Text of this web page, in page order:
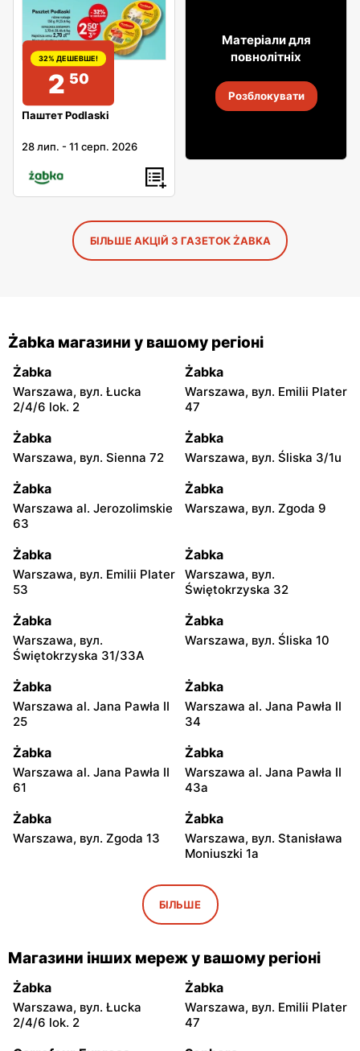
32% ДЕШЕВШЕ!
2 50
Паштет Podlaski
28 лип. -11 серп. 2026
2999
18 серп. 2026
Матеріали для
повнолітніх
Розблокувати
БІЛЬШЕ АКЦІЙ З ГАЗЕТОК ŻABKA
Żabka магазини у вашому регіоні
Żabka
Warszawa, вул. Łucka
2/4/6 lok. 2
Żabka
Warszawa, вул. Emilii Plater
47
Żabka
Warszawa, вул. Sienna 72
Żabka
Warszawa, вул. Śliska 3/1u
Żabka
Warszawa al. Jerozolimskie
63
Żabka
Warszawa, вул. Zgoda 9
Żabka
Warszawa, вул. Emilii Plater
53
Żabka
Warszawa, вул.
Świętokrzyska 32
Żabka
Warszawa, вул.
Świętokrzyska 31/33A
Żabka
Warszawa, вул. Śliska 10
Żabka
Warszawa al. Jana Pawła II
25
Żabka
Warszawa al. Jana Pawła II
34
Żabka
Warszawa al. Jana Pawła II
61
Żabka
Warszawa al. Jana Pawła II
43a
Żabka
Warszawa, вул. Zgoda 13
Żabka
Warszawa, вул. Stanisława
Moniuszki 1a
Świętokrzyska 0 Stacja
Żabka
Warszawa, вул.
Grzybowska 5
Żabka
Łódź, вул. Żurawia 14
Żabka
Warszawa, вул. Żurawia 18
Żabka Żabka
БІЛЬШЕ
Магазини інших мереж у вашому регіоні
Żabka
Warszawa, вул. Łucka
2/4/6 lok. 2
Żabka
Warszawa, вул. Emilii Plater
47